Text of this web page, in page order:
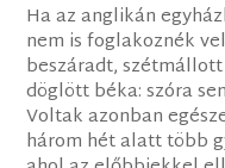
Ha az anglikán
nem is foglakoznék
beszáradt,
döglött béka: szóra
Voltak azonban
három hét alatt több